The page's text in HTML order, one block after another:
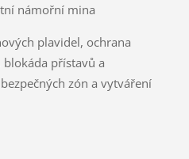
námořní mina
plavidel, ochrana
přístavů a
zón a vytváření